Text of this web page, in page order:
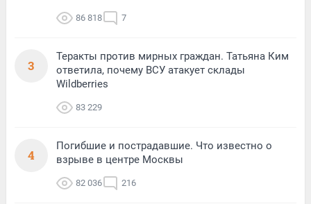
86 818 7
3
Теракты против мирных граждан. Татьяна Ким
ответила, почему ВСУ атакует склады
Wildberries
83 229
4
Погибшие и пострадавшие. Что известно о
взрыве в центре Москвы
82 036 216